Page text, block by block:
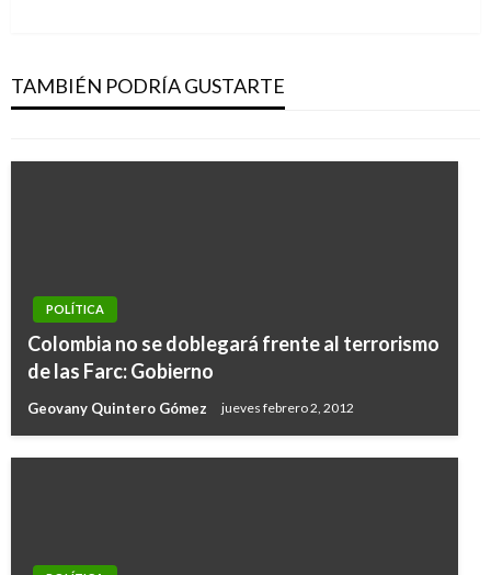
TAMBIÉN PODRÍA GUSTARTE
en el Congreso
Iván Briceño lunes julio 22, 2019
POLÍTICA
Colombia no se doblegará frente al terrorismo
de las Farc: Gobierno
Geovany Quintero Gómez jueves febrero 2, 2012